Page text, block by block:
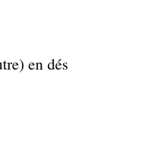
en dés